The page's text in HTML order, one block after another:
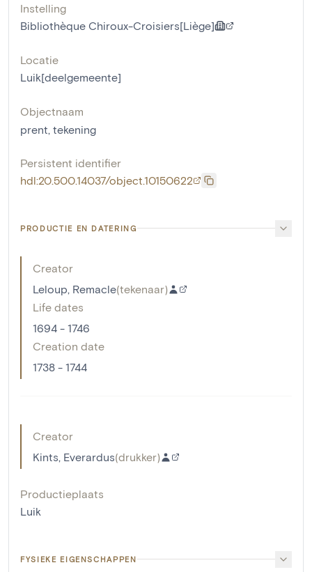
Instelling
Bibliothèque Chiroux-Croisiers[Liège]
Locatie
Luik[deelgemeente]
Objectnaam
prent, tekening
Persistent identifier
hdl:20.500.14037/object.10150622
PRODUCTIE EN DATERING
Creator
Leloup, Remacle(tekenaar)
Life dates
1694 - 1746
Creation date
1738 - 1744
Creator
Kints, Everardus(drukker)
Productieplaats
Luik
FYSIEKE EIGENSCHAPPEN